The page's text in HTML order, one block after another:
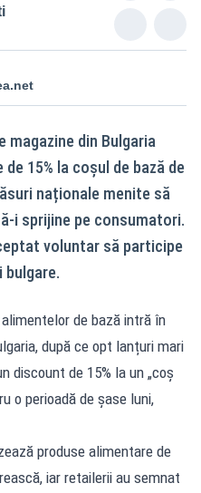
magazine din Bulgaria
15% la coșul de bază de
naționale menite să
i sprijine pe consumatori.
voluntar să participe
de bază intră în
după ce opt lanțuri mari
discount de 15% la un „coș
o perioadă de șase luni,
produse alimentare de
iar retailerii au semnat